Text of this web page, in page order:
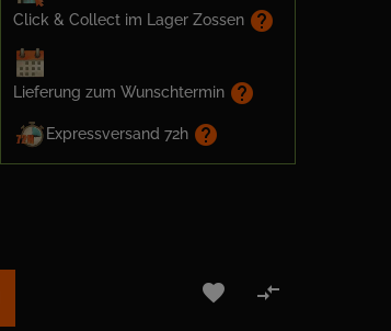
Click & Collect im Lager Zossen help
Lieferung zum Wunschtermin help
Expressversand 72h help
 